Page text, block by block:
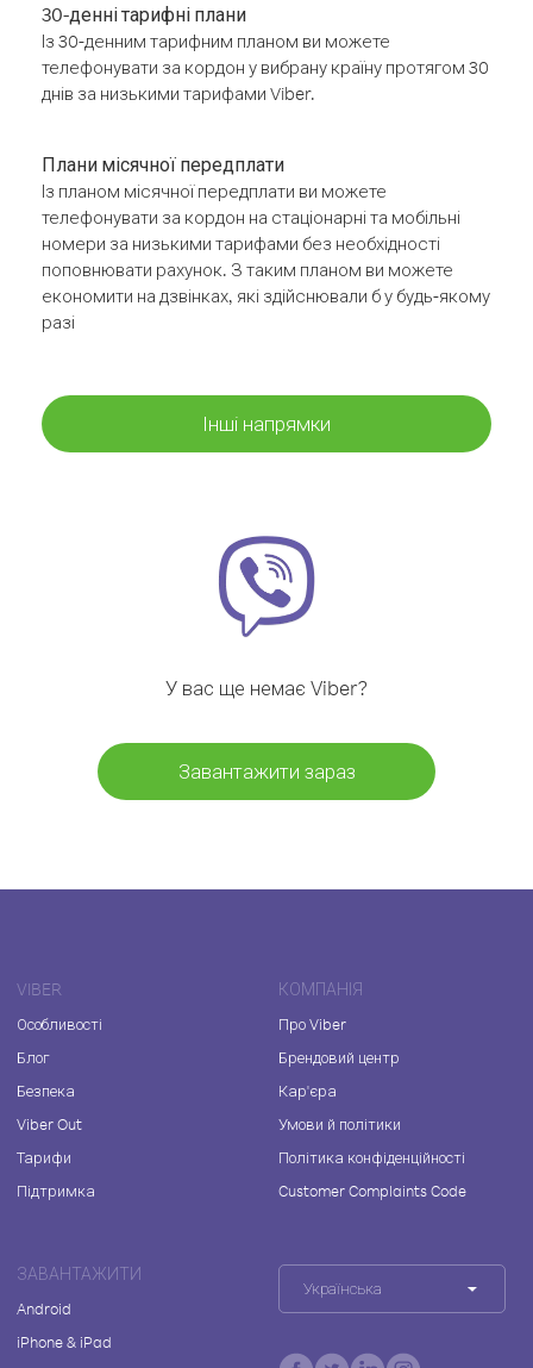
30-денні тарифні плани
Із 30-денним тарифним планом ви можете
телефонувати за кордон у вибрану країну протягом 30
днів за низькими тарифами Viber.
Плани місячної передплати
Із планом місячної передплати ви можете
телефонувати за кордон на стаціонарні та мобільні
номери за низькими тарифами без необхідності
поповнювати рахунок. З таким планом ви можете
економити на дзвінках, які здійснювали б у будь-якому
разі
Інші напрямки
У вас ще немає Viber?
Завантажити зараз
VIBER
Особливості
Блог
Безпека
Viber Out
Тарифи
Підтримка
КОМПАНІЯ
Про Viber
Брендовий центр
Кар'єра
Умови й політики
Політика конфіденційності
Customer Complaints Code
ЗАВАНТАЖИТИ
Android
iPhone & iPad
Українська